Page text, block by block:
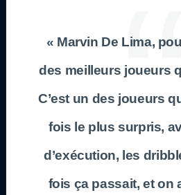
« Marvin De Lima,
des meilleurs joueurs
C’est un des joueurs
fois le plus surpris,
d’exécution, les
fois ça passait, et on